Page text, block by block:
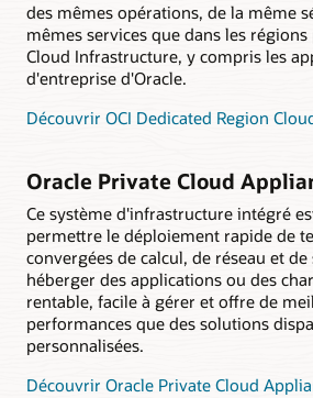
des mêmes opérations, de la même
mêmes services que dans les
Cloud Infrastructure, y compris les
d'entreprise d'Oracle.
Découvrir OCI Dedicated Region
Oracle Private Cloud
Ce système d'infrastructure intégré
permettre le déploiement rapide de
convergées de calcul, de réseau et
héberger des applications ou des
rentable, facile à gérer et offre de
performances que des solutions
personnalisées.
Découvrir Oracle Private Cloud